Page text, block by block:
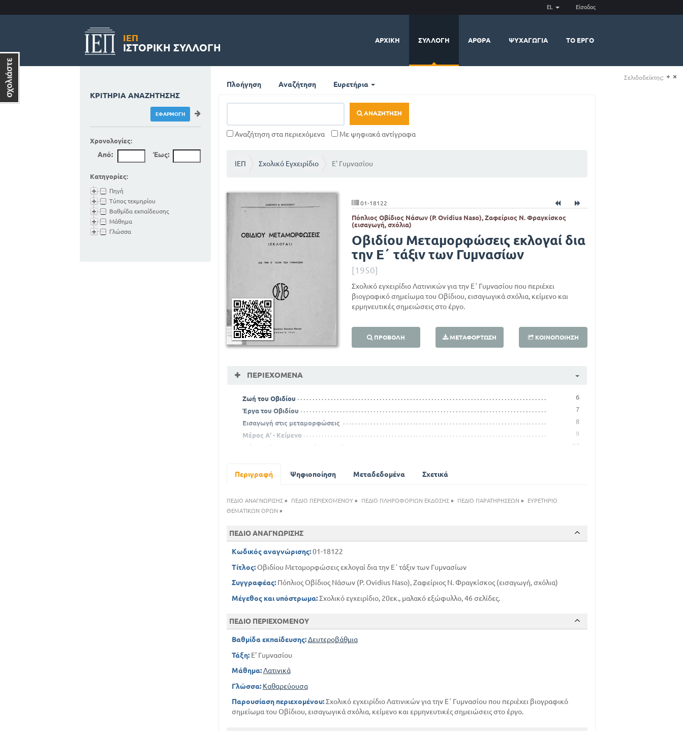
EL Είσοδος
ΙΕΠ
ΙΣΤΟΡΙΚΉ ΣΥΛΛΟΓΉ
ΑΡΧΙΚΉ ΣΥΛΛΟΓΉ ΆΡΘΡΑ ΨΥΧΑΓΩΓΊΑ ΤΟ ΈΡΓΟ
Πλοήγηση Αναζήτηση Ευρετήρια
ΑΝΑΖΉΤΗΣΗ
Αναζήτηση στα περιεχόμενα Με ψηφιακά αντίγραφα
ΙΕΠ Σχολικό Εγχειρίδιο Ε' Γυμνασίου
01-18122
Πόπλιος Οβίδιος Νάσων (P. Ovidius Naso), Ζαφείριος Ν. Φραγκίσκος
(εισαγωγή, σχόλια)
Οβιδίου Μεταμορφώσεις εκλογαί δια
την Ε΄ τάξιν των Γυμνασίων
[1950]
Σχολικό εγχειρίδιο Λατινικών για την Ε΄ Γυμνασίου που περιέχει
βιογραφικό σημείωμα του Οβίδιου, εισαγωγικά σχόλια, κείμενο και
ερμηνευτικές σημειώσεις στo έργο.
ΠΡΟΒΟΛΉ ΜΕΤΑΦΌΡΤΩΣΗ ΚΟΙΝΟΠΟΊΗΣΗ
ΠΕΡΙΕΧΌΜΕΝΑ
Ζωή του Οβιδίου
6
Έργα του Οβιδίου
7
Εισαγωγή στις μεταμορφώσεις
8
Μέρος Α' - Κείμενο
9
Μέρος Β' - Ερμηνευτικές σημειώσεις
27
Περιγραφή Ψηφιοποίηση Μεταδεδομένα Σχετικά
ΠΕΔΙΟ ΑΝΑΓΝΩΡΙΣΗΣ» ΠΕΔΙΟ ΠΕΡΙΕΧΟΜΕΝΟΥ» ΠΕΔΙΟ ΠΛΗΡΟΦΟΡΙΩΝ ΕΚΔΟΣΗΣ» ΠΕΔΙΟ ΠΑΡΑΤΗΡΗΣΕΩΝ »
ΕΥΡΕΤΗΡΙΟ
ΘΕΜΑΤΙΚΩΝ ΟΡΩΝ »
ΠΕΔΙΟ ΑΝΑΓΝΩΡΙΣΗΣ
Κωδικός αναγνώρισης:01-18122
Τίτλος:Οβιδίου Μεταμορφώσεις εκλογαί δια την Ε΄ τάξιν των Γυμνασίων
Συγγραφέας:Πόπλιος Οβίδιος Νάσων (P. Ovidius Naso), Ζαφείριος Ν. Φραγκίσκος (εισαγωγή, σχόλια)
Μέγεθος και υπόστρωμα:Σχολικό εγχειρίδιο, 20εκ., μαλακό εξώφυλλο, 46 σελίδες.
ΠΕΔΙΟ ΠΕΡΙΕΧΟΜΕΝΟΥ
Βαθμίδα εκπαίδευσης: Δευτεροβάθμια
Τάξη:Ε' Γυμνασίου
Μάθημα: Λατινικά
Γλώσσα: Καθαρεύουσα
Παρουσίαση περιεχομένου:Σχολικό εγχειρίδιο Λατινικών για την Ε΄ Γυμνασίου που περιέχει βιογραφικό
σημείωμα του Οβίδιου, εισαγωγικά σχόλια, κείμενο και ερμηνευτικές σημειώσεις στo έργο.
ΚΡΙΤΉΡΙΑ ΑΝΑΖΉΤΗΣΗΣ
Χρονολογίες:
Από: Έως:
Κατηγορίες:
Πηγή
Τύπος τεκμηρίου
Βαθμίδα εκπαίδευσης
Μάθημα
Γλώσσα
Σελιδοδείκτης: